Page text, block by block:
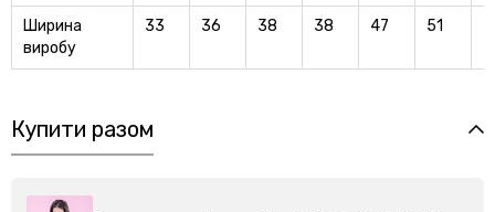
Ширина
виробу
33 36 38 38 47 51
Купити разом